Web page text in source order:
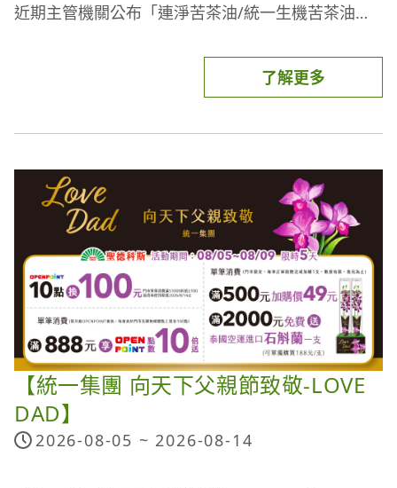
近期主管機關公布「連淨苦茶油/統一生機苦茶油」
經查核，聖德科斯未販售公告之批號商品，請消費者
統一生機初榨苦茶油250mL(批號26S624XW01)
食品安全是聖德科斯始終堅持的核心價值。我們持續
建立嚴謹的商品評估、供應商管理及品質把關機制，
並密切關注主管機關公告與相關檢驗資訊，確保上架
商品符合相關法規與品質要求。
感謝消費者一直以來對聖德科斯的信任與支持。我們
將持續以更高標準把關每一項商品，守護每一位消費
者的食品安全。
聖德科斯
2026 年 7 月 23 日
了解更多
【統一集團 向天下父親節致敬-LOVE
DAD】
2026-08-05 ~ 2026-08-14